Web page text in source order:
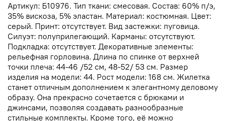
Артикул: Б10976. Тип ткани: смесовая. Состав: 60% п/э,
35% вискоза, 5% эластан. Материал: костюмная. Цвет:
серый. Принт: отсутствует. Вид застежки: пуговица.
Силуэт: полуприлегающий. Карманы: отсутствуют.
Подкладка: отсутствует. Декоративные элементы:
рельефная горловина. Длина по спинке от верхней
точки плеча: 44-46 /52 см, 48-52/ 53 см. Размер
изделия на модели: 44. Рост модели: 168 см. Жилетка
станет отличным дополнением к элегантному деловому
образу. Она прекрасно сочетается с брюками и
джинсами, позволяя создавать разнообразные
стильные комплекты. Кроме того, её можно